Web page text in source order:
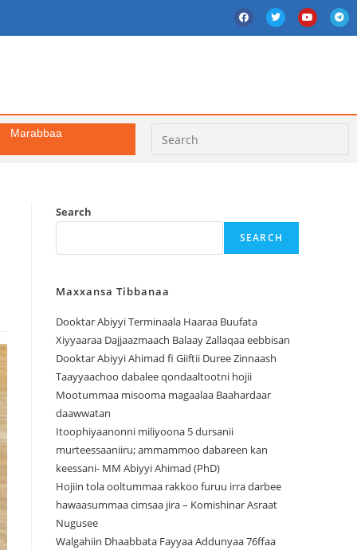
Marabbaa
Search
SEARCH
Maxxansa Tibbanaa
Dooktar Abiyyi Terminaala Haaraa Buufata
Xiyyaaraa Dajjaazmaach Balaay Zallaqaa eebbisan
Dooktar Abiyyi Ahimad fi Giiftii Duree Zinnaash
Taayyaachoo dabalee qondaaltootni hojii
Mootummaa misooma magaalaa Baahardaar
daawwatan
Itoophiyaanonni miliyoona 5 dursanii
murteessaaniiru; ammammoo dabareen kan
keessani- MM Abiyyi Ahimad (PhD)
Hojiin tola ooltummaa rakkoo furuu irra darbee
hawaasummaa cimsaa jira – Komishinar Asraat
Nugusee
Walgahiin Dhaabbata Fayyaa Addunyaa 76ffaa